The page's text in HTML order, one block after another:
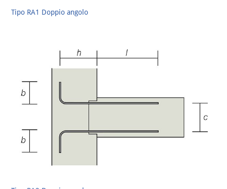
Tipo RA1 Doppio angolo